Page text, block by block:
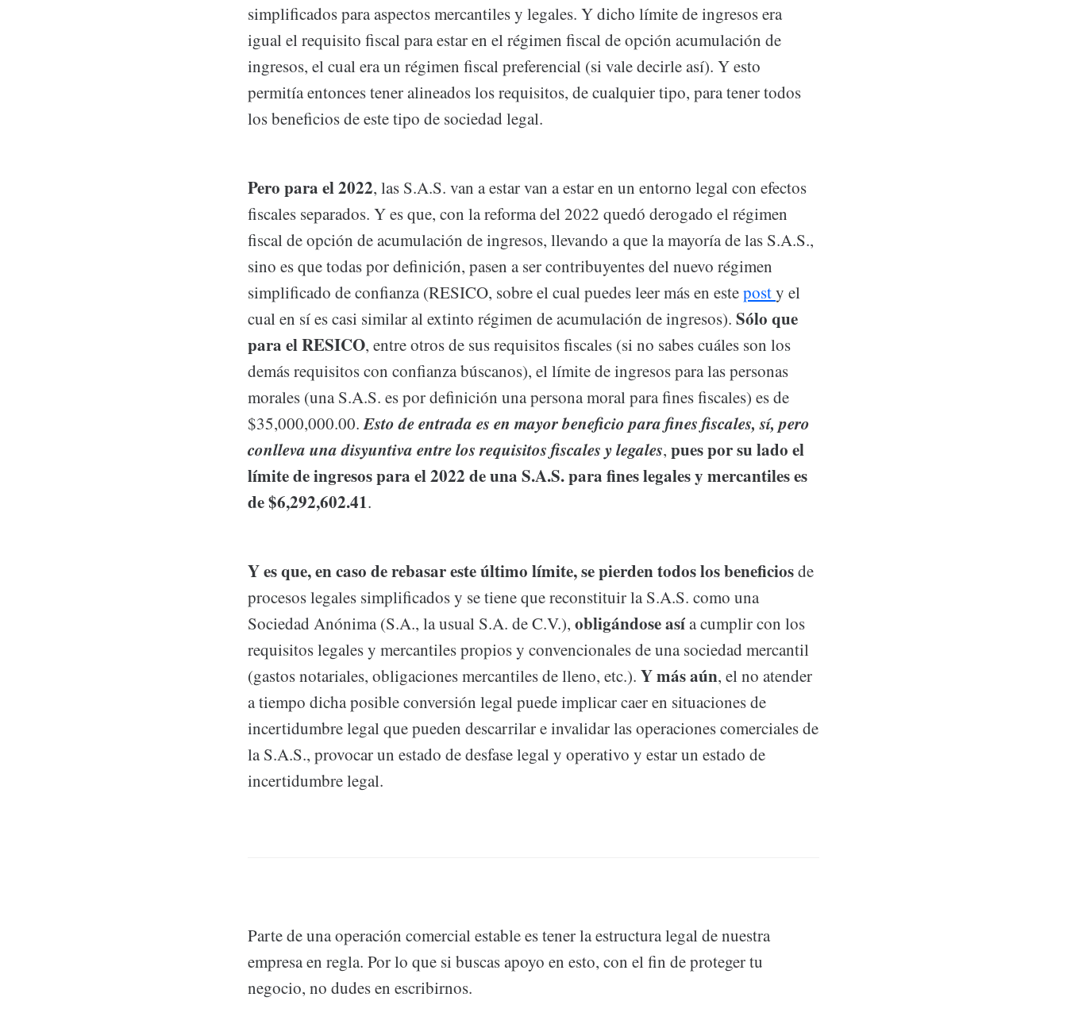
simplificados para aspectos mercantiles y legales. Y dicho límite de ingresos era
igual el requisito fiscal para estar en el régimen fiscal de opción acumulación de
ingresos, el cual era un régimen fiscal preferencial (si vale decirle así). Y esto
permitía entonces tener alineados los requisitos, de cualquier tipo, para tener todos
los beneficios de este tipo de sociedad legal.
Pero para el 2022, las S.A.S. van a estar van a estar en un entorno legal con efectos
fiscales separados. Y es que, con la reforma del 2022 quedó derogado el régimen
fiscal de opción de acumulación de ingresos, llevando a que la mayoría de las S.A.S.,
sino es que todas por definición, pasen a ser contribuyentes del nuevo régimen
simplificado de confianza (RESICO, sobre el cual puedes leer más en esteposty el
cual en sí es casi similar al extinto régimen de acumulación de ingresos). Sólo que
para el RESICO, entre otros de sus requisitos fiscales (si no sabes cuáles son los
demás requisitos con confianza búscanos), el límite de ingresos para las personas
morales (una S.A.S. es por definición una persona moral para fines fiscales) es de
$35,000,000.00.Esto de entrada es en mayor beneficio para fines fiscales, sí, pero
conlleva una disyuntiva entre los requisitos fiscales y legales, pues por su lado el
límite de ingresos para el 2022 de una S.A.S. para fines legales y mercantiles es
de $6,292,602.41.
Y es que, en caso de rebasar este último límite, se pierden todos los beneficiosde
procesos legales simplificados y se tiene que reconstituir la S.A.S. como una
Sociedad Anónima (S.A., la usual S.A. de C.V.), obligándose asía cumplir con los
requisitos legales y mercantiles propios y convencionales de una sociedad mercantil
(gastos notariales, obligaciones mercantiles de lleno, etc.). Y más aún, el no atender
a tiempo dicha posible conversión legal puede implicar caer en situaciones de
incertidumbre legal que pueden descarrilar e invalidar las operaciones comerciales de
la S.A.S., provocar un estado de desfase legal y operativo y estar un estado de
incertidumbre legal.
Parte de una operación comercial estable es tener la estructura legal de nuestra
empresa en regla. Por lo que si buscas apoyo en esto, con el fin de proteger tu
negocio, no dudes en escribirnos.